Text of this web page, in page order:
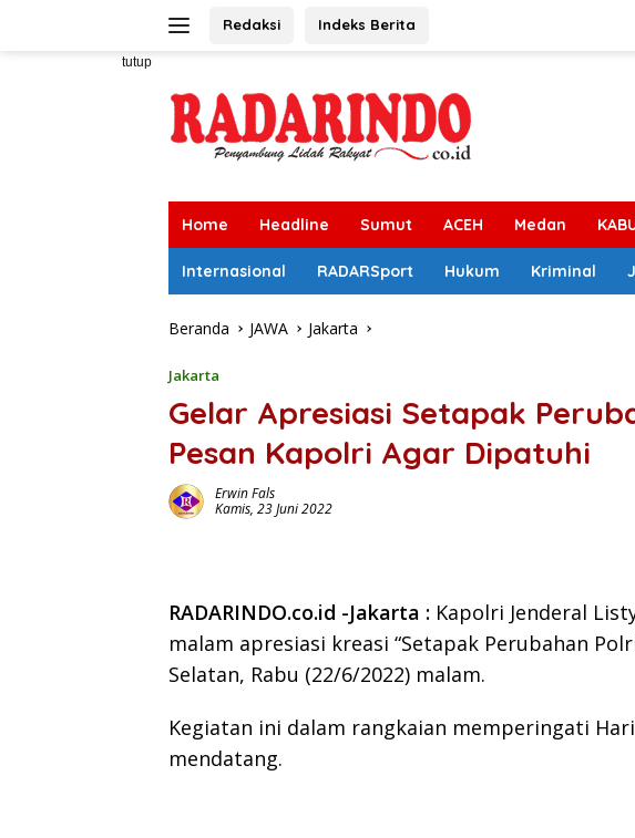
Redaksi Indeks Berita
tutup
Home Headline Sumut ACEH Medan
Internasional RADARSport Hukum Kriminal
Beranda JAWA Jakarta
Jakarta
Gelar Apresiasi Setapak
Pesan Kapolri Agar Dipatuhi
Erwin Fals
Kamis, 23 Juni 2022
RADARINDO.co.id -Jakarta : Kapolri Jenderal
malam apresiasi kreasi “Setapak Perubahan
Selatan, Rabu (22/6/2022) malam.
Kegiatan ini dalam rangkaian memperingati
mendatang.